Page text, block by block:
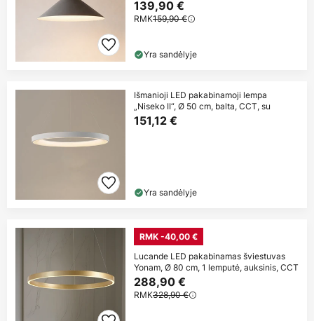
139,90 €
RMK159,90 €
Yra sandėlyje
Išmanioji LED pakabinamoji lempa
„Niseko II“, Ø 50 cm, balta, CCT, su
151,12 €
Yra sandėlyje
RMK -40,00 €
Lucande LED pakabinamas šviestuvas
Yonam, Ø 80 cm, 1 lemputė, auksinis, CCT
288,90 €
RMK328,90 €